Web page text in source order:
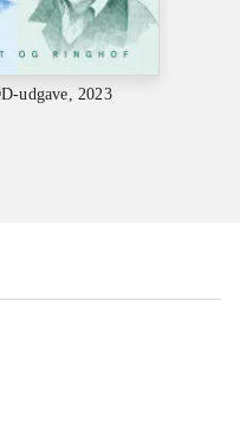
udgave, 2023